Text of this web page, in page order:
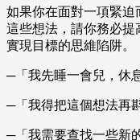
如果你在面對一項緊
這些想法，請你務必提
實現目標的思維陷阱。
─「我先睡一會兒，休
─「我得把這個想法再
─「我需要查找一些新